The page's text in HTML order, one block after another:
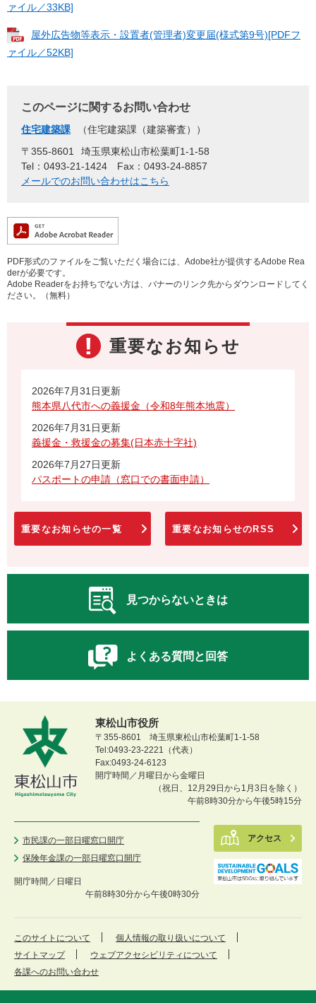
ァイル／33KB]
屋外広告物等表示・設置者(管理者)変更届(様式第9号)[PDFフ
ァイル／52KB]
このページに関するお問い合わせ
住宅建築課
住宅建築課（建築審査）
〒355-8601
埼玉県東松山市松葉町1-1-58
Tel：0493-21-1424
Fax：0493-24-8857
メールでのお問い合わせはこちら
PDF形式のファイルをご覧いただく場合には、Adobe社が提供するAdobe Rea
derが必要です。
Adobe Readerをお持ちでない方は、バナーのリンク先からダウンロードしてく
ださい。（無料）
重要なお知らせ
2026年7月31日更新
熊本県八代市への義援金（令和8年熊本地震）
2026年7月31日更新
義援金・救援金の募集(日本赤十字社)
2026年7月27日更新
パスポートの申請（窓口での書面申請）
重要なお知らせの一覧 重要なお知らせのRSS
見つからないときは
よくある質問と回答
東松山市役所
〒355-8601 埼玉県東松山市松葉町1-1-58
Tel:0493-23-2221（代表）
Fax:0493-24-6123
開庁時間／月曜日から金曜日
（祝日、12月29日から1月3日を除く）
午前8時30分から午後5時15分
市民課の一部日曜窓口開庁
保険年金課の一部日曜窓口開庁
開庁時間／ 日曜日
午前8時30分から午後0時30分
アクセス
このサイトについて
個人情報の取り扱いについて
サイトマップ
ウェブアクセシビリティについて
各課へのお問い合わせ